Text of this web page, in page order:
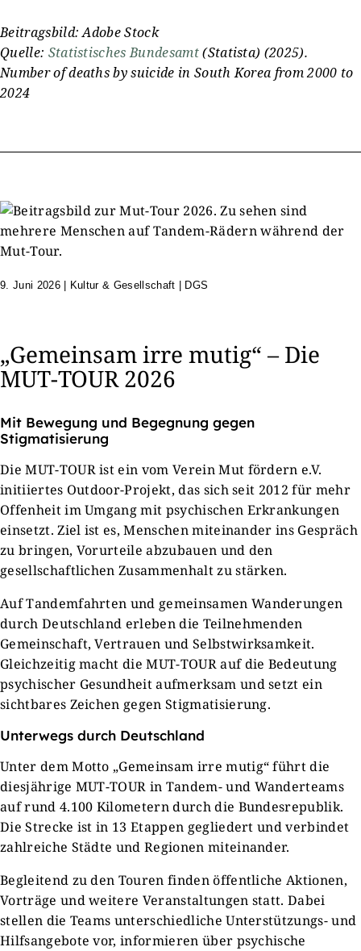
Beitragsbild: Adobe Stock
Quelle: Statistisches Bundesamt(Statista) (2025).
Number of deaths by suicide in South Korea from 2000 to
2024
9. Juni 2026| Kultur & Gesellschaft | DGS
„Gemeinsam irre mutig“ – Die
MUT-TOUR 2026
Mit Bewegung und Begegnung gegen
Stigmatisierung
Die MUT-TOUR ist ein vom Verein Mut fördern e.V.
initiiertes Outdoor-Projekt, das sich seit 2012 für mehr
Offenheit im Umgang mit psychischen Erkrankungen
einsetzt. Ziel ist es, Menschen miteinander ins Gespräch
zu bringen, Vorurteile abzubauen und den
gesellschaftlichen Zusammenhalt zu stärken.
Auf Tandemfahrten und gemeinsamen Wanderungen
durch Deutschland erleben die Teilnehmenden
Gemeinschaft, Vertrauen und Selbstwirksamkeit.
Gleichzeitig macht die MUT-TOUR auf die Bedeutung
psychischer Gesundheit aufmerksam und setzt ein
sichtbares Zeichen gegen Stigmatisierung.
Unterwegs durch Deutschland
Unter dem Motto „Gemeinsam irre mutig“ führt die
diesjährige MUT-TOUR in Tandem- und Wanderteams
auf rund 4.100 Kilometern durch die Bundesrepublik.
Die Strecke ist in 13 Etappen gegliedert und verbindet
zahlreiche Städte und Regionen miteinander.
Begleitend zu den Touren finden öffentliche Aktionen,
Vorträge und weitere Veranstaltungen statt. Dabei
stellen die Teams unterschiedliche Unterstützungs- und
Hilfsangebote vor, informieren über psychische